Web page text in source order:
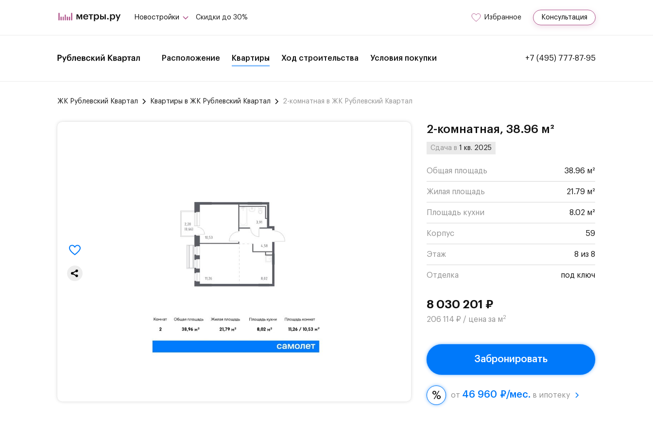
Новостройки Скидки до 30% Избранное Консультация
Расположение Квартиры Ход строительства Условия покупки +7 (495) 777-87-95
ЖК Рублевский Квартал Квартиры в ЖК Рублевский Квартал 2-комнатная в ЖК Рублевский Квартал
2-комнатная, 38.96 м²
Сдача в1 кв. 2025
Общая площадь 38.96 м²
Жилая площадь 21.79 м²
Площадь кухни 8.02 м²
Корпус 59
Этаж 8 из 8
Отделка под ключ
8 030 201 ₽
206 114 ₽ / цена за м2
Забронировать
от 46 960 ₽/мес. в ипотеку